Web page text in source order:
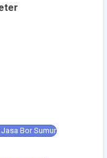
Bor Sumur